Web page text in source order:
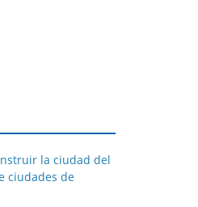
la ciudad del
ciudades de